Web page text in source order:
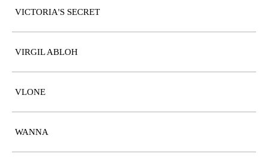
VICTORIA'S SECRET
VIRGIL ABLOH
VLONE
WANNA